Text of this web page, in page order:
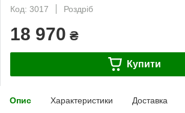
Код: 3017
Роздріб
18 970 ₴
Купити
Опис Характеристики Доставка